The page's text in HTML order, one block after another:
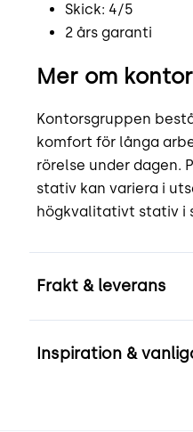
Skick: 4/5
2 års garanti
Mer om
Kontorsgruppen
komfort för långa
rörelse under dagen.
stativ kan variera i
högkvalitativt stativ i
Frakt & leverans
Inspiration &